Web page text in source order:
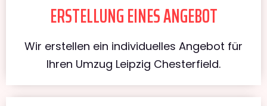
ERSTELLUNG EINES ANGEBOT
Wir erstellen ein individuelles Angebot für
Ihren Umzug Leipzig Chesterfield.